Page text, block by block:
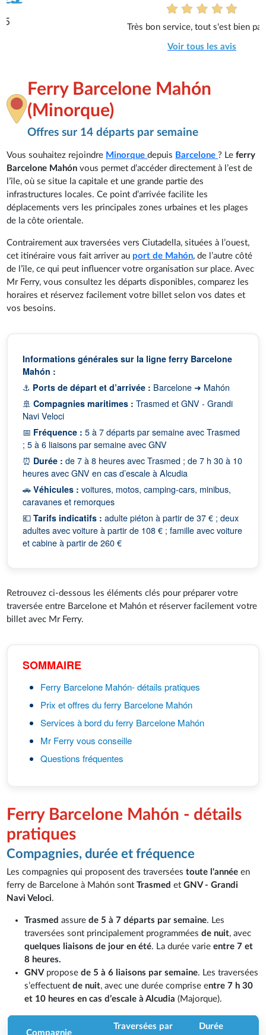
Très bon service, tout s'est bien passé.
Ferry Barcelone Mahón
(Minorque)
Offres sur 14 départs par semaine
Vous souhaitez rejoindre Minorquedepuis Barcelone? Leferry
Barcelone Mahón vous permet d’accéder directement à l’est de
l’île, où se situe la capitale et une grande partie des
infrastructures locales. Ce point d’arrivée facilite les
déplacements vers les principales zones urbaines et les plages
de la côte orientale.
Contrairement aux traversées vers Ciutadella, situées à l’ouest,
cet itinéraire vous fait arriver au port de Mahón, de l’autre côté
de l’île, ce qui peut influencer votre organisation sur place. Avec
Mr Ferry, vous consultez les départs disponibles, comparez les
horaires et réservez facilement votre billet selon vos dates et
vos besoins.
Informations générales sur la ligne ferry Barcelone
Mahón :
⚓ Ports de départ et d’arrivée : Barcelone ➜ Mahón
🚢Compagnies maritimes : Trasmed et GNV - Grandi
Navi Veloci
📅 Fréquence : 5 à 7 départs par semaine avec Trasmed
; 5 à 6 liaisons par semaine avec GNV
⏰ Durée : de 7 à 8 heures avec Trasmed ; de 7 h 30 à 10
heures avec GNV en cas d’escale à Alcudia
🚗Véhicules : voitures, motos, camping-cars, minibus,
caravanes et remorques
💶Tarifs indicatifs : adulte piéton à partir de 37 € ; deux
adultes avec voiture à partir de 108 € ; famille avec voiture
et cabine à partir de 260 €
Retrouvez ci-dessous les éléments clés pour préparer votre
traversée entre Barcelone et Mahón et réserver facilement votre
billet avec Mr Ferry.
SOMMAIRE
Ferry Barcelone Mahón- détails pratiques
Prix et offres du ferry Barcelone Mahón
Services à bord du ferry Barcelone Mahón
Mr Ferry vous conseille
Questions fréquentes
Ferry Barcelone Mahón - détails
pratiques
Compagnies, durée et fréquence
Les compagnies qui proposent des traverséestoute l'année en
ferry de Barcelone à Mahón sontTrasmed etGNV - Grandi
Navi Veloci.
Trasmed assurede 5 à 7 départs par semaine. Les
traversées sont principalement programméesde nuit, avec
quelques liaisons de jour en été. La durée varieentre 7 et
8 heures.
GNV proposede 5 à 6 liaisons par semaine. Les traversées
s’effectuentde nuit, avec une durée comprise entre 7 h 30
et 10 heures en cas d’escale à Alcudia (Majorque).
Compagnie
Traversées par Durée